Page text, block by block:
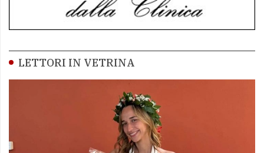
LETTORI IN VETRINA